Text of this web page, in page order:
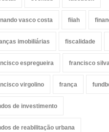
vasco costa fiiah
imobiliárias fiscalidade
espregueira francisco
virgolino frança
de investimento
de reabilitação urbana